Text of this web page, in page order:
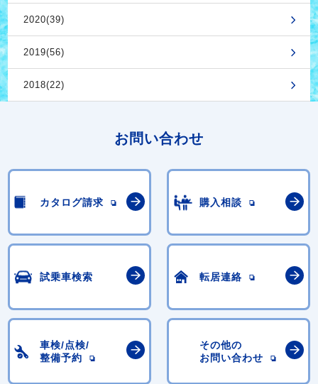
2020(39)
2019(56)
2018(22)
お問い合わせ
カタログ請求 購入相談
試乗車検索 転居連絡
車検/点検/
整備予約
その他の
お問い合わせ